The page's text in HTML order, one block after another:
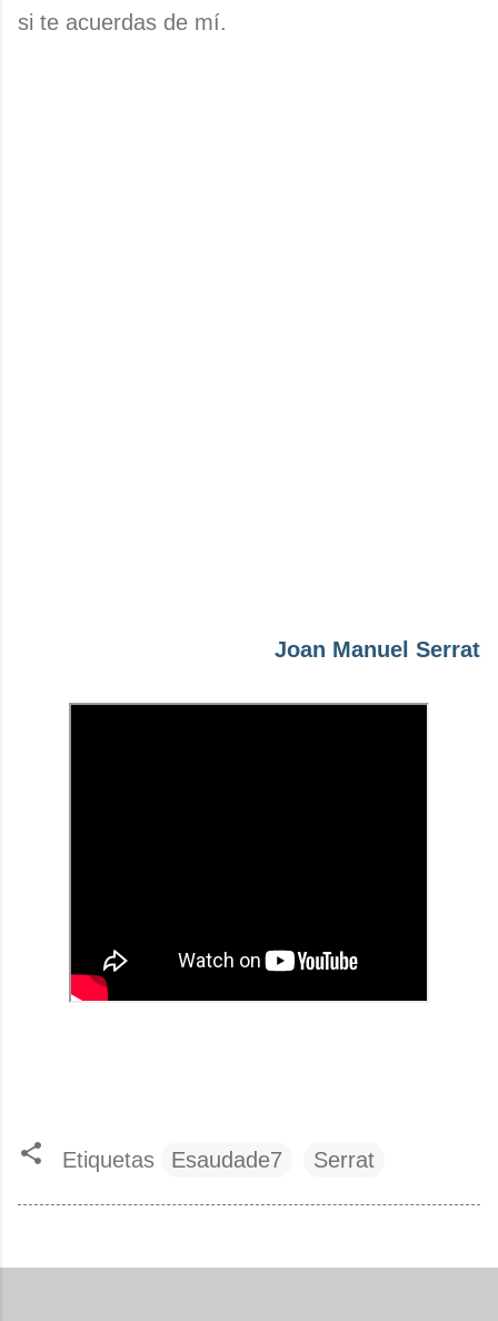
si te acuerdas de mí.
Joan Manuel Serrat
Etiquetas Esaudade7 Serrat